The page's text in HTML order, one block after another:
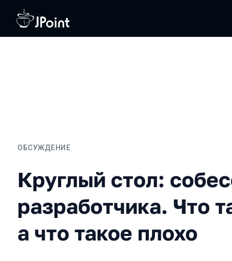
ОБСУЖДЕНИЕ
Круглый стол:
Круглый стол:
разработчика. Что
а что такое плохо